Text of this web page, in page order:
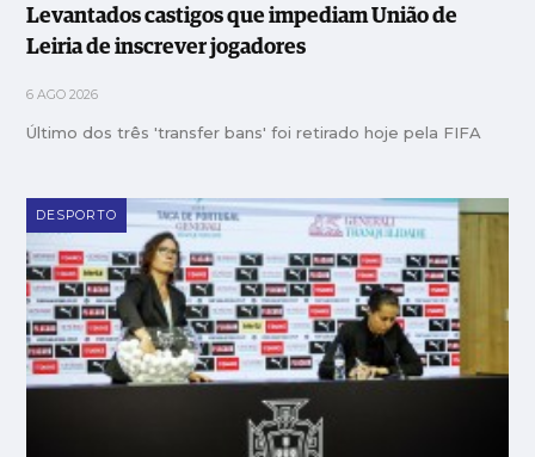
Levantados castigos que impediam União de
Leiria de inscrever jogadores
6 AGO 2026
Último dos três 'transfer bans' foi retirado hoje pela FIFA
DESPORTO